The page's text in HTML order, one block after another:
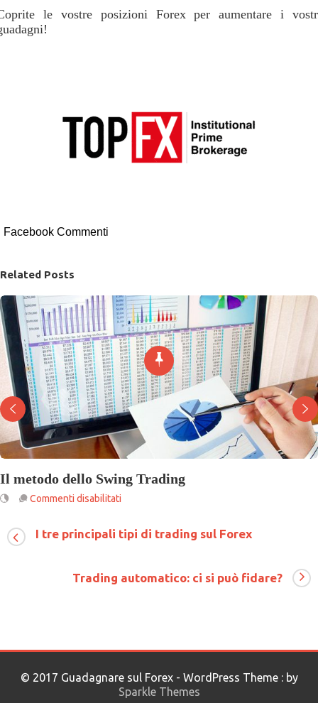
le vostre posizioni Forex per aumentare i
Facebook Commenti
Related Posts
Il metodo dello Swing Trading
Commenti disabilitati
dello
I tre principali tipi di trading sul Forex
Trading automatico: ci si può fidare?
© 2017 Guadagnare sul Forex - WordPress Theme : by
Sparkle Themes